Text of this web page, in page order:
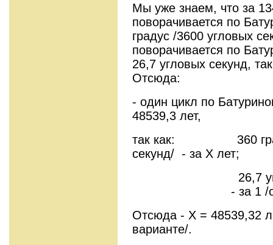
Мы уже знаем, что за
поворачивается по
градус /3600 угловых
поворачивается по
26,7 угловых секунд,
Отсюда:
- один цикл по
48539,3 лет,
так как: 360
секунд/ - за Х лет;
26,7
- за 1 /
Отсюда - Х = 48539,32
варианте/.